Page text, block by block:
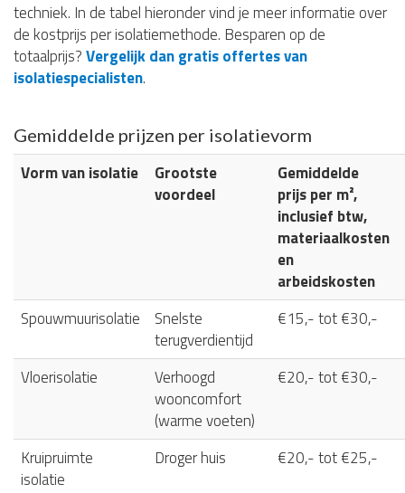
techniek. In de tabel hieronder vind je meer informatie over
de kostprijs per isolatiemethode. Besparen op de
totaalprijs?Vergelijk dan gratis offertes van
isolatiespecialisten.
Gemiddelde prijzen per isolatievorm
Vorm van isolatie
Grootste
voordeel
Gemiddelde
prijs per m²,
inclusief btw,
materiaalkosten
en
arbeidskosten
Spouwmuurisolatie
Snelste
terugverdientijd
€15,- tot €30,-
Vloerisolatie
Verhoogd
wooncomfort
(warme voeten)
€20,- tot €30,-
Kruipruimte
isolatie
Droger huis €20,- tot €25,-